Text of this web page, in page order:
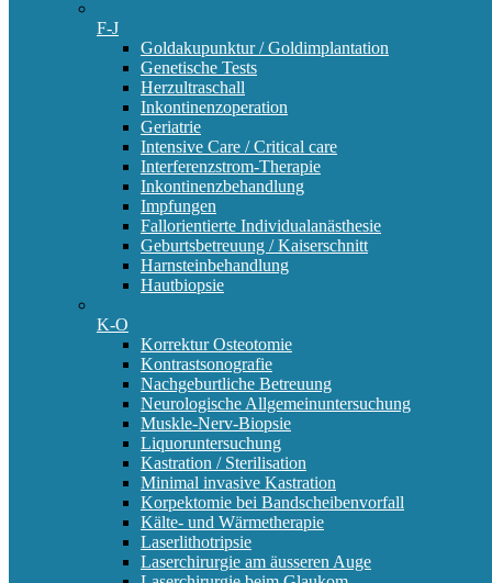
F-J
Goldakupunktur / Goldimplantation
Genetische Tests
Herzultraschall
Inkontinenzoperation
Geriatrie
Intensive Care / Critical care
Interferenzstrom-Therapie
Inkontinenzbehandlung
Impfungen
Fallorientierte Individualanästhesie
Geburtsbetreuung / Kaiserschnitt
Harnsteinbehandlung
Hautbiopsie
K-O
Korrektur Osteotomie
Kontrastsonografie
Nachgeburtliche Betreuung
Neurologische Allgemeinuntersuchung
Muskle-Nerv-Biopsie
Liquoruntersuchung
Kastration / Sterilisation
Minimal invasive Kastration
Korpektomie bei Bandscheibenvorfall
Kälte- und Wärmetherapie
Laserlithotripsie
Laserchirurgie am äusseren Auge